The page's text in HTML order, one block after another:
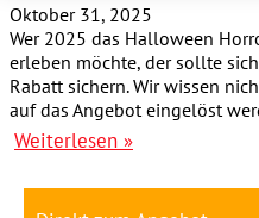
Oktober 31, 2025
Wer 2025 das Halloween
erleben möchte, der sollte
Rabatt sichern. Wir wissen
auf das Angebot eingelöst
Weiterlesen »